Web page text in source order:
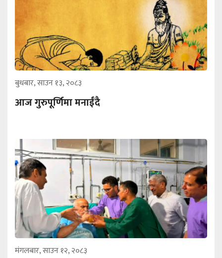
बुधबार, साउन १३, २०८३
आज गुरुपूर्णिमा मनाईँदै
मंगलबार, साउन १२, २०८३